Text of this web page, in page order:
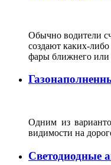
Обычно водители
создают каких-
фары ближнего или
Одним из
видимости на
Светодиодные